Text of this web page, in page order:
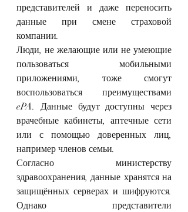
представителей и даже переносить
данные при смене страховой
компании.
Люди, не желающие или не умеющие
пользоваться мобильными
приложениями, тоже смогут
воспользоваться преимуществами
ePA. Данные будут доступны через
врачебные кабинеты, аптечные сети
или с помощью доверенных лиц,
например членов семьи.
Согласно министерству
здравоохранения, данные хранятся на
защищённых серверах и шифруются.
Однако представители